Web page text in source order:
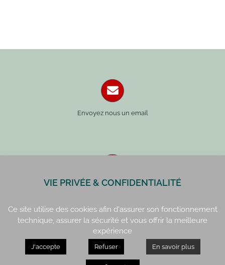
Envoyez nous un email
Paris : 01 42 34 14 59
Rennes : 21, quai Lamennais
VIE PRIVÉE & CONFIDENTIALITÉ
Ce site utilise des cookies afin d'assurer son fonctionnement
technique, assurer la sécurité et vous offrir la meilleure
expérience
J'accepte Refuser En savoir plus